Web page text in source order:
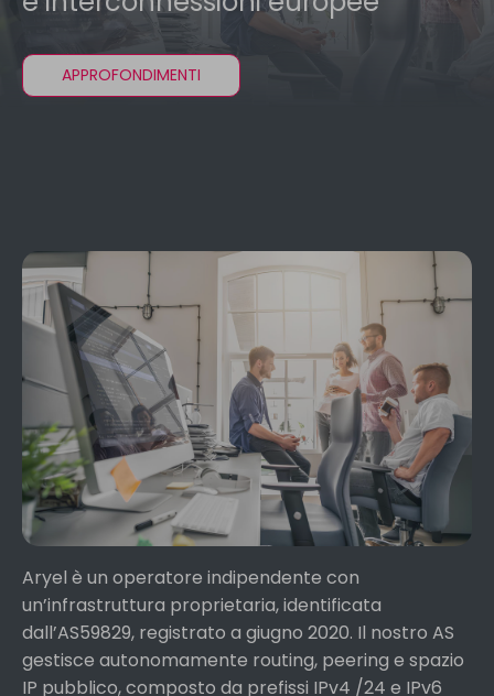
APPROFONDIMENTI
Aryel è un operatore indipendente con
un’infrastruttura proprietaria, identificata
dall’AS59829, registrato a giugno 2020. Il nostro AS
gestisce autonomamente routing, peering e spazio
IP pubblico, composto da prefissi IPv4 /24 e IPv6